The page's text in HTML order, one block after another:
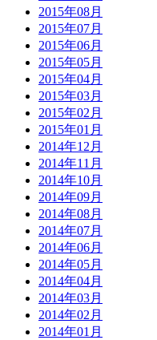
2015年08月
2015年07月
2015年06月
2015年05月
2015年04月
2015年03月
2015年02月
2015年01月
2014年12月
2014年11月
2014年10月
2014年09月
2014年08月
2014年07月
2014年06月
2014年05月
2014年04月
2014年03月
2014年02月
2014年01月